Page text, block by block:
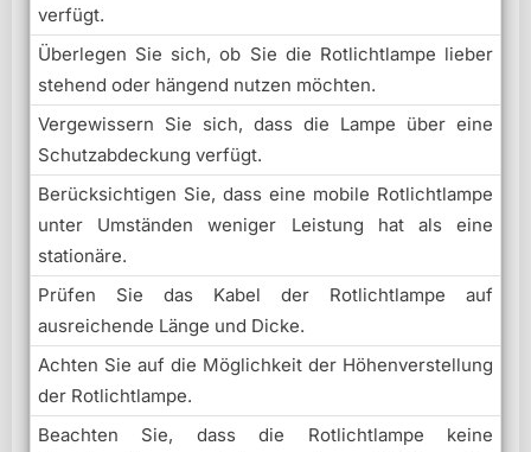
verfügt.
Überlegen Sie sich, ob Sie die Rotlichtlampe lieber
stehend oder hängend nutzen möchten.
Vergewissern Sie sich, dass die Lampe über eine
Schutzabdeckung verfügt.
Berücksichtigen Sie, dass eine mobile Rotlichtlampe
unter Umständen weniger Leistung hat als eine
stationäre.
Prüfen Sie das Kabel der Rotlichtlampe auf
ausreichende Länge und Dicke.
Achten Sie auf die Möglichkeit der Höhenverstellung
der Rotlichtlampe.
Beachten Sie, dass die Rotlichtlampe keine